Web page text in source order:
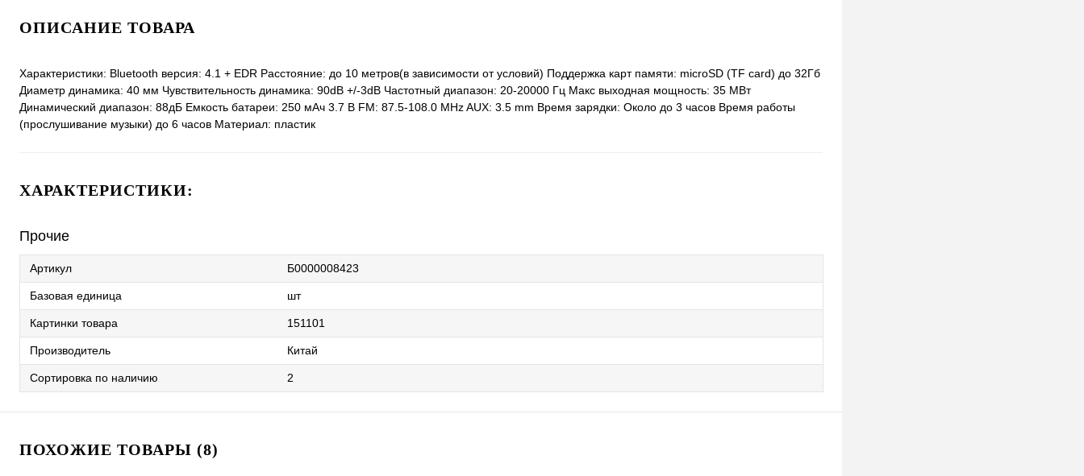
ОПИСАНИЕ ТОВАРА
Характеристики: Bluetooth версия: 4.1 + EDR Расстояние: до 10 метров(в зависимости от условий) Поддержка карт памяти: microSD (TF card) до 32Гб
Диаметр динамика: 40 мм Чувствительность динамика: 90dB +/-3dB Частотный диапазон: 20-20000 Гц Макс выходная мощность: 35 МВт
Динамический диапазон: 88дБ Емкость батареи: 250 мАч 3.7 В FM: 87.5-108.0 MHz AUX: 3.5 mm Время зарядки: Около до 3 часов Время работы
(прослушивание музыки) до 6 часов Материал: пластик
ХАРАКТЕРИСТИКИ:
Прочие
Артикул Б0000008423
Базовая единица шт
Картинки товара 151101
Производитель Китай
Сортировка по наличию 2
ПОХОЖИЕ ТОВАРЫ (8)